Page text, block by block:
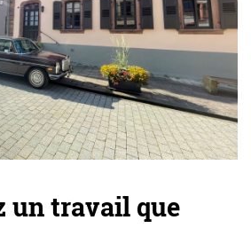
un travail que